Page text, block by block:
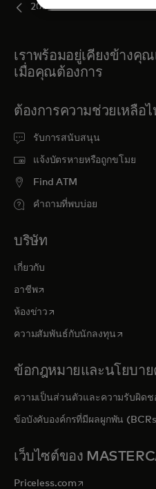
2024
เราพร้อมอยู่เคียงข้างคุณ
เมื่อคุณต้องการ
ต้องการความช่วยเหลือไ
รับการสนับสนุน
แจ้งบัตรหายหรือถูกขโมย
Find ATM
คำถามที่พบบ่อย
บริษัท
เกี่ยวกับ
อาชีพopens in a new tab
ห้องข่าว opens in a new tab
ความสัมพันธ์กับนักลงทุน opens in
ข้อกฎหมายและนโยบา
ความเป็นส่วนตัวและความรับผิด
ข้อบังคับองค์กรที่มีผลผูกพัน
เว็บไซต์ของ
Priceless.com opens in a new